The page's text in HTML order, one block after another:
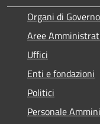
Organi di Governo
Aree
Uffici
Enti e fondazioni
Politici
Personale